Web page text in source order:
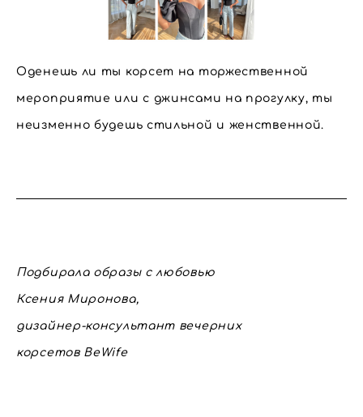
Оденешь ли ты корсет на торжественной
мероприятие или с джинсами на прогулку, ты
неизменно будешь стильной и женственной.
Подбирала образы с любовью
Ксения Миронова,
дизайнер-консультант вечерних
корсетов BeWife